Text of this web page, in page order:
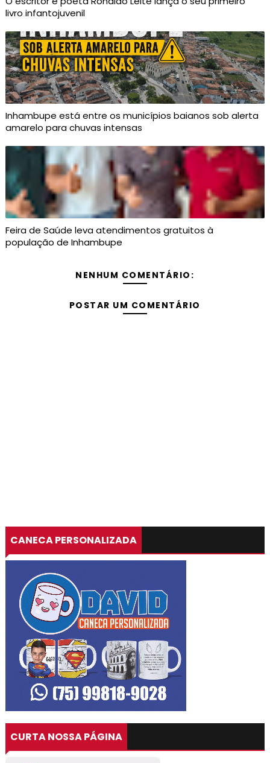
livro infantojuvenil
Inhambupe está entre os municípios baianos sob alerta
amarelo para chuvas intensas
Feira de Saúde leva atendimentos gratuitos à
população de Inhambupe
NENHUM COMENTÁRIO:
POSTAR UM COMENTÁRIO
CANECA PERSONALIZADA
CURTA NOSSA PÁGINA